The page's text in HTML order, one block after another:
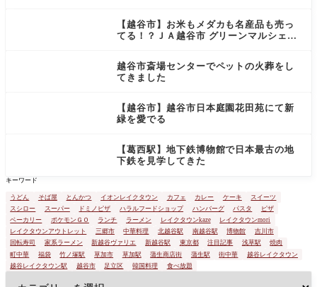
【越谷市】お米もメダカも名産品も売っ
てる！？ＪＡ越谷市 グリーンマルシェは
越谷市斎場センターでペットの火葬をし
てきました
【越谷市】越谷市日本庭園花田苑にて新
緑を愛でる
【葛西駅】地下鉄博物館で日本最古の地
下鉄を見学してきた
キーワード
うどん そば屋 とんかつ イオンレイクタウン カフェ カレー ケーキ
スイーツ
スシロー
スーパー ドミノピザ ハラルフードショップ ハンバーグ パスタ
ピザ
ベーカリー
ポケモンＧＯ ランチ ラーメン レイクタウンkaze
レイクタウンmori
レイクタウンアウトレット
三郷市 中華料理 北越谷駅 南越谷駅 博物館
吉川市
回転寿司
家系ラーメン 新越谷ヴァリエ 新越谷駅 東京都 注目記事 浅草駅
焼肉
町中華
福袋 竹ノ塚駅 草加市 草加駅 蒲生商店街 蒲生駅 街中華
越谷レイクタウン
越谷レイクタウン駅
越谷市 足立区 韓国料理 食べ放題
すが、